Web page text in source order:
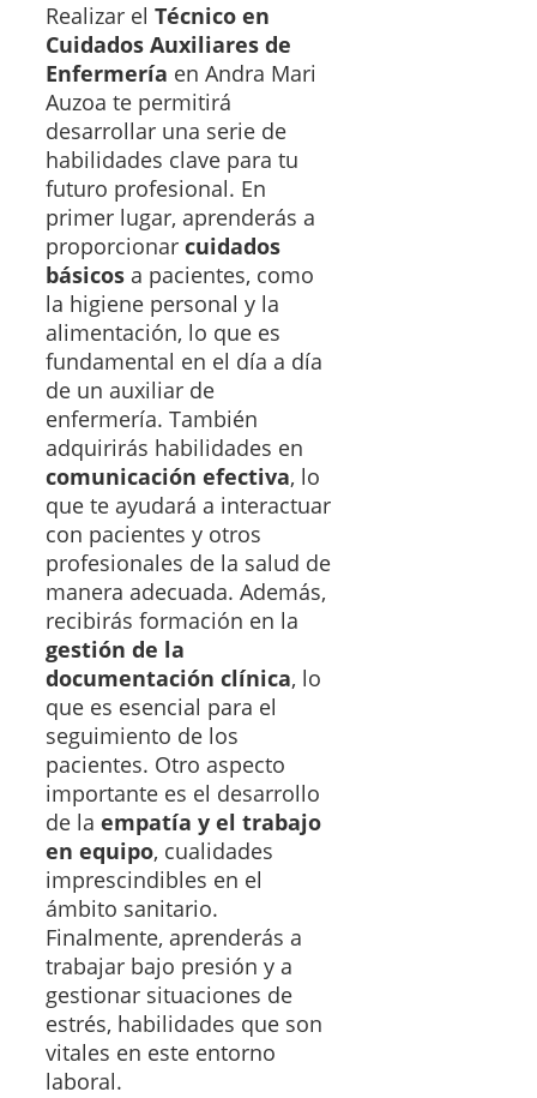
Realizar el Técnico en
Cuidados Auxiliares de
Enfermería en Andra Mari
Auzoa te permitirá
desarrollar una serie de
habilidades clave para tu
futuro profesional. En
primer lugar, aprenderás a
proporcionar cuidados
básicos a pacientes, como
la higiene personal y la
alimentación, lo que es
fundamental en el día a día
de un auxiliar de
enfermería. También
adquirirás habilidades en
comunicación efectiva, lo
que te ayudará a interactuar
con pacientes y otros
profesionales de la salud de
manera adecuada. Además,
recibirás formación en la
gestión de la
documentación clínica, lo
que es esencial para el
seguimiento de los
pacientes. Otro aspecto
importante es el desarrollo
de la empatía y el trabajo
en equipo, cualidades
imprescindibles en el
ámbito sanitario.
Finalmente, aprenderás a
trabajar bajo presión y a
gestionar situaciones de
estrés, habilidades que son
vitales en este entorno
laboral.